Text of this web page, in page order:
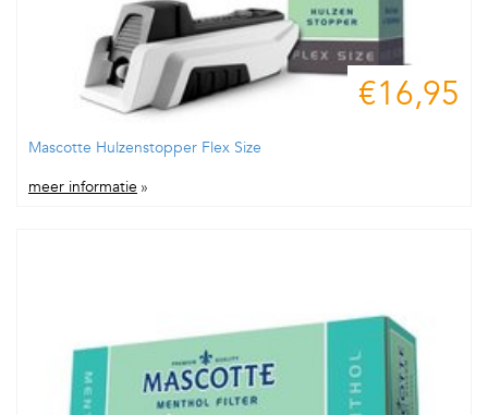
€16,95
Mascotte Hulzenstopper Flex Size
meer informatie »